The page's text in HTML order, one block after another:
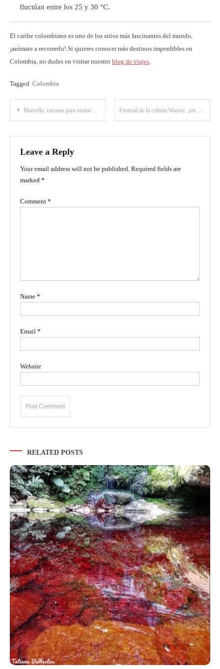
fluctúan entre los 25 y 30 °C.
El caribe colombiano es uno de los sitios más fascinantes del mundo,
¡anímate a recorrerlo! Si quieres conocer más destinos imperdibles en
Colombia, no dudes en visitar nuestro blog de viajes
Tagged Colombia
Post
Marsella: razones para visitar este colorido lugar en Risaralda
Leave a Reply
Your email address will not be published. Required fields are
marked *
Comment *
Name *
Email *
Website
RELATED POSTS